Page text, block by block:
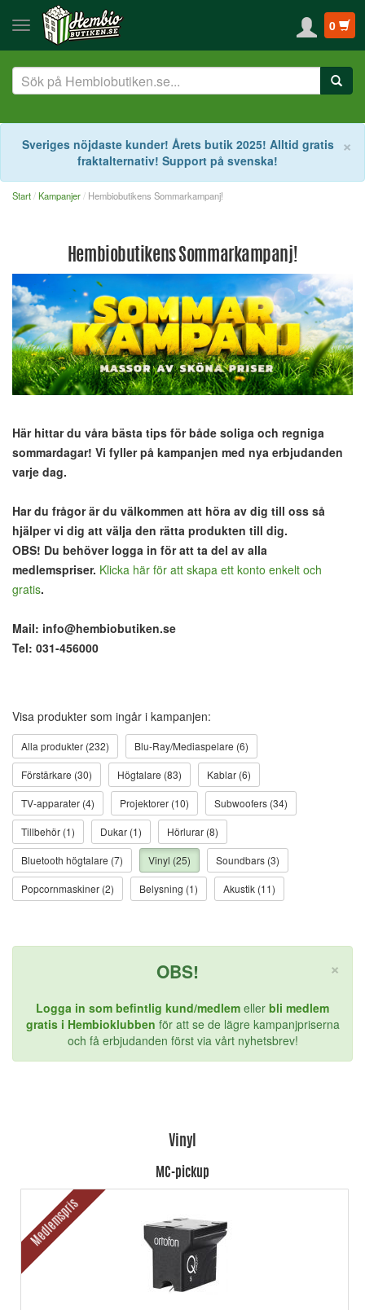
0
×
Sveriges nöjdaste kunder! Årets butik 2025! Alltid gratis
fraktalternativ! Support på svenska!
Start Kampanjer Hembiobutikens Sommarkampanj!
Hembiobutikens Sommarkampanj!
Här hittar du våra bästa tips för både soliga och regniga
sommardagar! Vi fyller på kampanjen med nya erbjudanden
varje dag.
Har du frågor är du välkommen att höra av dig till oss så
hjälper vi dig att välja den rätta produkten till dig.
OBS! Du behöver logga in för att ta del av alla
medlemspriser. Klicka här för att skapa ett konto enkelt och
gratis.
Mail: info@hembiobutiken.se
Tel: 031-456000
Visa produkter som ingår i kampanjen:
Alla produkter (232) Blu-Ray/Mediaspelare (6)
Förstärkare (30) Högtalare (83) Kablar (6)
TV-apparater (4) Projektorer (10) Subwoofers (34)
Tillbehör (1) Dukar (1) Hörlurar (8)
Bluetooth högtalare (7) Vinyl (25) Soundbars (3)
Popcornmaskiner (2) Belysning (1) Akustik (11)
×
OBS!
Logga in som befintlig kund/medlem eller bli medlem
gratis i Hembioklubben för att se de lägre kampanjpriserna
och få erbjudanden först via vårt nyhetsbrev!
Vinyl
MC-pickup
Medlemspris